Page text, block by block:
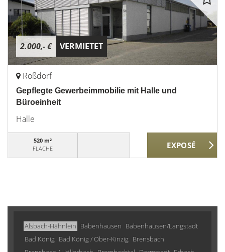
2.000,- € VERMIETET
Roßdorf
Gepflegte Gewerbeimmobilie mit Halle und
Büroeinheit
Halle
520 m²
FLÄCHE
Alsbach-Hähnlein Babenhausen Babenhausen/Langstadt
Bad König Bad König / Ober-Kinzig Brensbach